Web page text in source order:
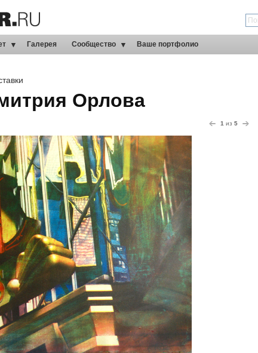
Галерея Сообщество Ваше портфолио
Орлова
1 из 5